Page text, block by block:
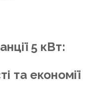
5 кВт:
та економії